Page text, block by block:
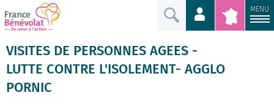
MENU
VISITES DE PERSONNES AGEES -
LUTTE CONTRE L'ISOLEMENT- AGGLO
PORNIC